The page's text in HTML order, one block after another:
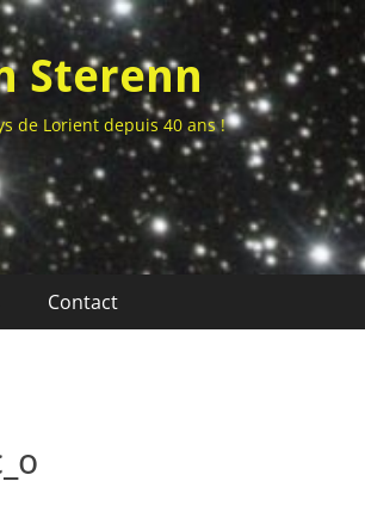
Sterenn
de Lorient depuis 40 ans !
Contact